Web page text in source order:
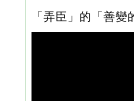
「弄臣」的「善變